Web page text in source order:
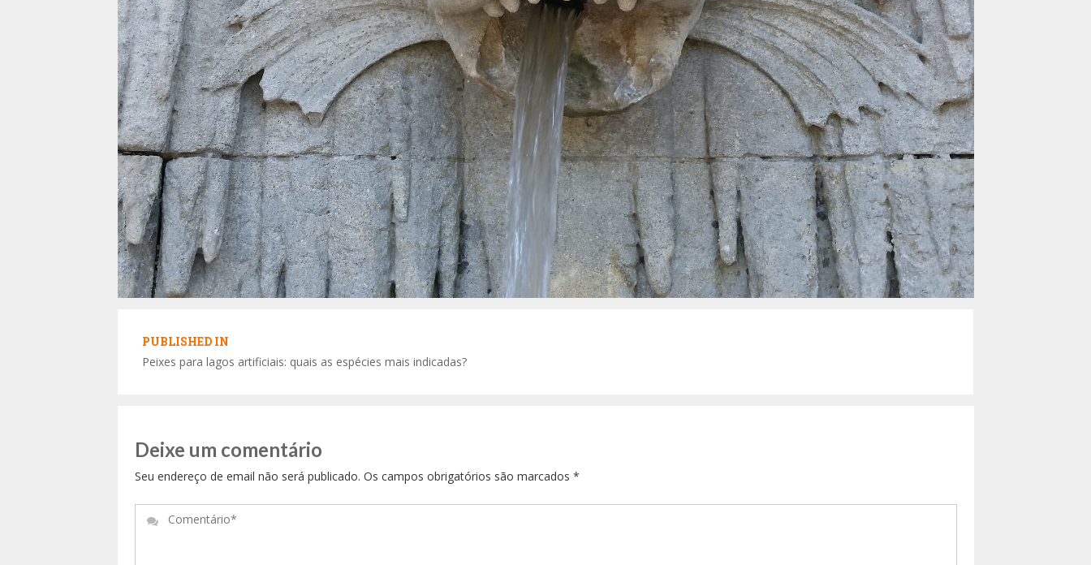
de
Post
PUBLISHED IN
Peixes para lagos artificiais: quais as espécies mais indicadas?
Deixe um comentário
Seu endereço de email não será publicado. Os campos obrigatórios são marcados*